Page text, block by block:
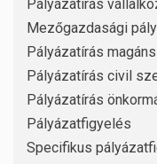
Pályázatírás
Mezőgazdasági
Pályázatírás
Pályázatírás civil
Pályázatírás
Pályázatfigyelés
Specifikus